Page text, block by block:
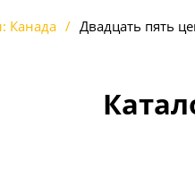
Канада Двадцать пять